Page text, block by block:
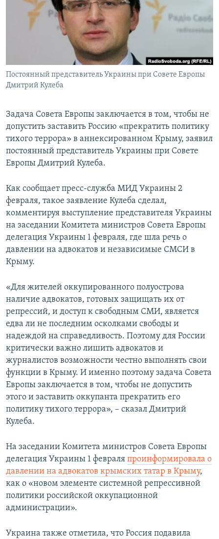
ПОБЕДИТЕЛЕЙ НЕ СУДЯТ?
КРЫМ.НЕПОКОРЕННЫЙ
УКРАИНСКАЯ ПРОБЛЕМА КРЫМА
ПРИСОЕДИНЯЙТЕСЬ!
Все сайты RFE/RL
Постоянный представитель Украины при Совете Европы
Дмитрий Кулеба
Задача Совета Европы заключается в том, чтобы не
допустить заставить Россию «прекратить политику
тихого террора» в аннексированном Крыму, заявил
постоянный представитель Украины при Совете
Европы Дмитрий Кулеба.
Как сообщает пресс-служба МИД Украины 2
февраля, такое заявление Кулеба сделал,
комментируя выступление представителя Украины
на заседании Комитета министров Совета Европы
делегация Украины 1 февраля, где шла речь о
давлении на адвокатов и независимые СМСИ в
Крыму.
«Для жителей оккупированного полуострова
наличие адвокатов, готовых защищать их от
репрессий, и доступ к свободным СМИ, является
едва ли не последним осколками свободы и
надеждой на справедливость. Поэтому для России
критически важно лишить адвокатов и
журналистов возможности честно выполнять свои
функции в Крыму. И именно поэтому задача Совета
Европы заключается в том, чтобы не допустить
этого и заставить оккупанта прекратить его
политику тихого террора», – сказал Дмитрий
Кулеба.
На заседании Комитета министров Совета Европы
делегация Украины 1 февраля проинформировала о
давлении на адвокатов крымских татар в Крыму,
как о «новом элементе системной репрессивной
политики российской оккупационной
администрации».
Украина также отметила, что Россия подавила